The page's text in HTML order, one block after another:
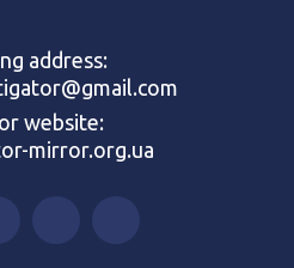
address:
website:
mirror.org.ua